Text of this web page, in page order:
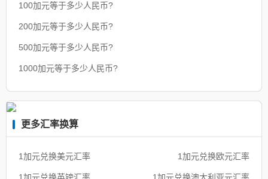
100加元等于多少人民币?
200加元等于多少人民币?
500加元等于多少人民币?
1000加元等于多少人民币?
更多汇率换算
1加元兑换美元汇率 1加元兑换欧元汇率